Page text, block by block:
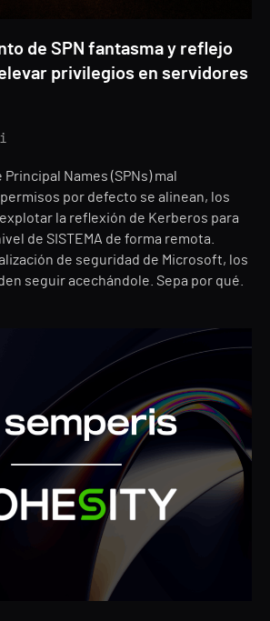
de SPN fantasma y reflejo
privilegios en servidores
Names (SPNs) mal
por defecto se alinean, los
la reflexión de Kerberos para
de SISTEMA de forma remota.
de seguridad de Microsoft, los
seguir acechándole. Sepa por qué.